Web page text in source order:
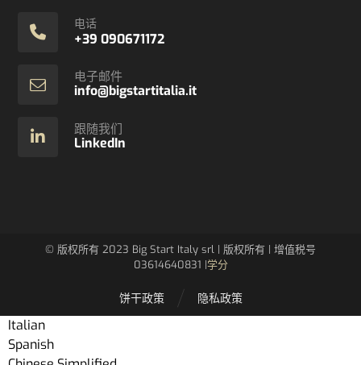
电话
+39 090671172
电子邮件
info@bigstartitalia.it
跟随我们
LinkedIn
© 版权所有 2023 Big Start Italy srl | 版权所有 | 增值税号
03614640831 |学分
隐私政策
饼干政策
Italian
Spanish